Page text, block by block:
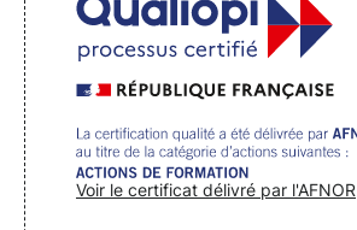
Voir le certificat délivré par l'AFNOR